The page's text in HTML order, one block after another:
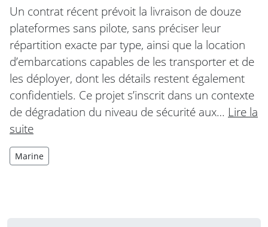
Un contrat récent prévoit la livraison de douze
plateformes sans pilote, sans préciser leur
répartition exacte par type, ainsi que la location
d’embarcations capables de les transporter et de
les déployer, dont les détails restent également
confidentiels. Ce projet s’inscrit dans un contexte
de dégradation du niveau de sécurité aux… Lire la
suite
Marine